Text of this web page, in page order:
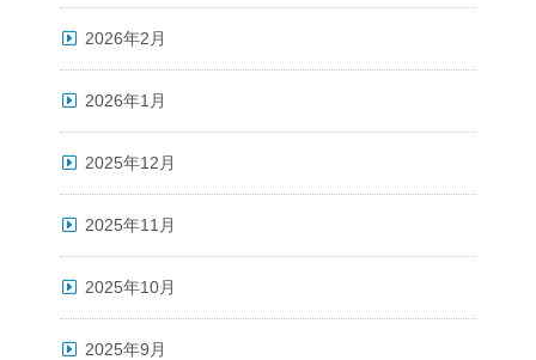
2026年2月
2026年1月
2025年12月
2025年11月
2025年10月
2025年9月